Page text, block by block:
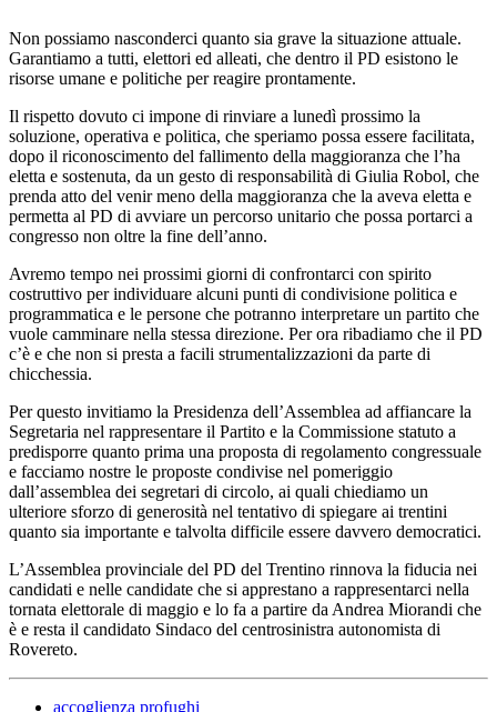
Non possiamo nasconderci quanto sia grave la situazione attuale.
Garantiamo a tutti, elettori ed alleati, che dentro il PD esistono le
risorse umane e politiche per reagire prontamente.
Il rispetto dovuto ci impone di rinviare a lunedì prossimo la
soluzione, operativa e politica, che speriamo possa essere facilitata,
dopo il riconoscimento del fallimento della maggioranza che l’ha
eletta e sostenuta, da un gesto di responsabilità di Giulia Robol, che
prenda atto del venir meno della maggioranza che la aveva eletta e
permetta al PD di avviare un percorso unitario che possa portarci a
congresso non oltre la fine dell’anno.
Avremo tempo nei prossimi giorni di confrontarci con spirito
costruttivo per individuare alcuni punti di condivisione politica e
programmatica e le persone che potranno interpretare un partito che
vuole camminare nella stessa direzione. Per ora ribadiamo che il PD
c’è e che non si presta a facili strumentalizzazioni da parte di
chicchessia.
Per questo invitiamo la Presidenza dell’Assemblea ad affiancare la
Segretaria nel rappresentare il Partito e la Commissione statuto a
predisporre quanto prima una proposta di regolamento congressuale
e facciamo nostre le proposte condivise nel pomeriggio
dall’assemblea dei segretari di circolo, ai quali chiediamo un
ulteriore sforzo di generosità nel tentativo di spiegare ai trentini
quanto sia importante e talvolta difficile essere davvero democratici.
L’Assemblea provinciale del PD del Trentino rinnova la fiducia nei
candidati e nelle candidate che si apprestano a rappresentarci nella
tornata elettorale di maggio e lo fa a partire da Andrea Miorandi che
è e resta il candidato Sindaco del centrosinistra autonomista di
Rovereto.
accoglienza profughi